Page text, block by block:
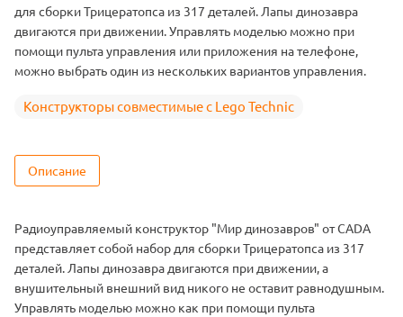
для сборки Трицератопса из 317 деталей. Лапы динозавра
двигаются при движении. Управлять моделью можно при
помощи пульта управления или приложения на телефоне,
можно выбрать один из нескольких вариантов управления.
Конструкторы совместимые с Lego Technic
Описание
Радиоуправляемый конструктор "Мир динозавров" от CADA
представляет собой набор для сборки Трицератопса из 317
деталей. Лапы динозавра двигаются при движении, а
внушительный внешний вид никого не оставит равнодушным.
Управлять моделью можно как при помощи пульта